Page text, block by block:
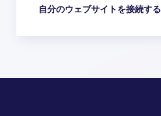
自分のウェブサイトを接続する